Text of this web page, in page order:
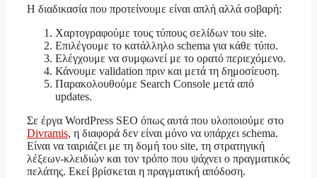
Η διαδικασία που προτείνουμε είναι απλή αλλά σοβαρή:
Χαρτογραφούμε τους τύπους σελίδων του site.
Επιλέγουμε το κατάλληλο schema για κάθε τύπο.
Ελέγχουμε να συμφωνεί με το ορατό περιεχόμενο.
Κάνουμε validation πριν και μετά τη δημοσίευση.
Παρακολουθούμε Search Console μετά από
updates.
Σε έργα WordPress SEO όπως αυτά που υλοποιούμε στο
Divramis, η διαφορά δεν είναι μόνο να υπάρχει schema.
Είναι να ταιριάζει με τη δομή του site, τη στρατηγική
λέξεων-κλειδιών και τον τρόπο που ψάχνει ο πραγματικός
πελάτης. Εκεί βρίσκεται η πραγματική απόδοση.